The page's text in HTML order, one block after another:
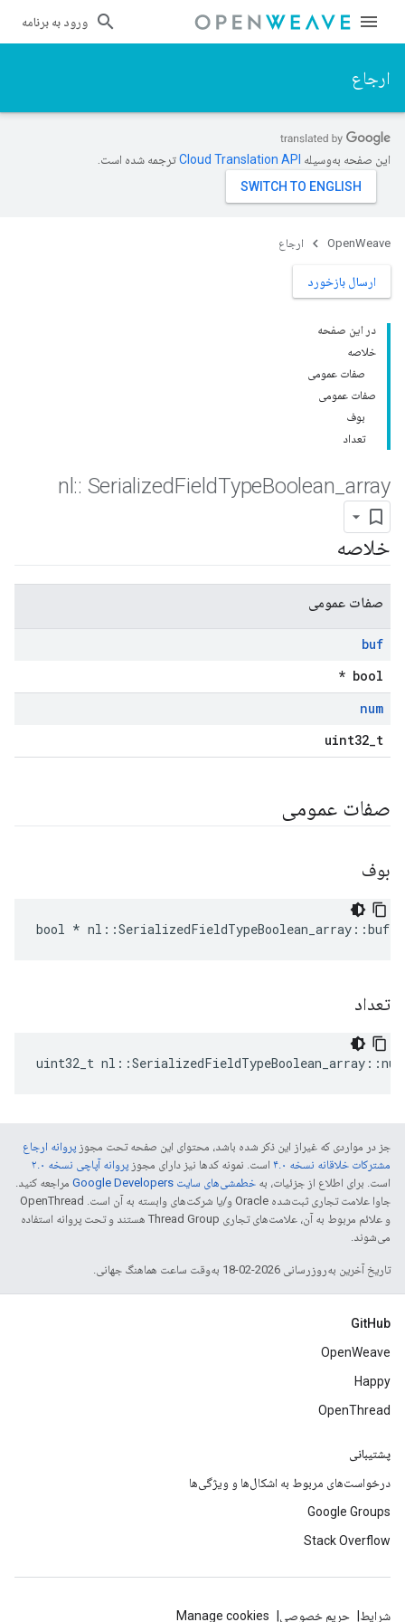
ورود به برنامه
ارجاع
این صفحه به‌وسیله ترجمه شده است.
OpenWeave ارجاع
ارسال بازخورد
در این صفحه
خلاصه
صفات عمومی
صفات عمومی
بوف
تعداد
nl :: SerializedFieldTypeBoolean _array
خلاصه
صفات عمومی
buf
bool *
num
uint32_t
صفات عمومی
بوف
bool * nl::SerializedFieldTypeBoolean_array::buf
تعداد
uint32_t nl::SerializedFieldTypeBoolean_array::num
جز در مواردی که غیراز این ذکر شده باشد، محتوای این صفحه تحت مجوز پروانه ارجاع
مشترکات خلاقانه نسخه ۴.۰
است. نمونه کدها نیز دارای مجوز پروانه آپاچی نسخه ۲.۰
است. برای اطلاع از جزئیات، به خطمشی‌های سایت Google Developers‏
مراجعه کنید.
جاوا علامت تجاری ثبت‌شده Oracle و/یا شرکت‌های وابسته به آن است. ‫OpenThread
و علائم مربوط به آن، علامت‌های تجاری Thread Group هستند و تحت پروانه استفاده
می‌شوند.
تاریخ آخرین به‌روزرسانی 2026-02-18 به‌وقت ساعت هماهنگ جهانی.
GitHub
OpenWeave
Happy
OpenThread
پشتیبانی
درخواست‌های مربوط به اشکال‌ها و ویژگی‌ها
Google Groups
Stack Overflow
شرایط حریم خصوصی Manage cookies